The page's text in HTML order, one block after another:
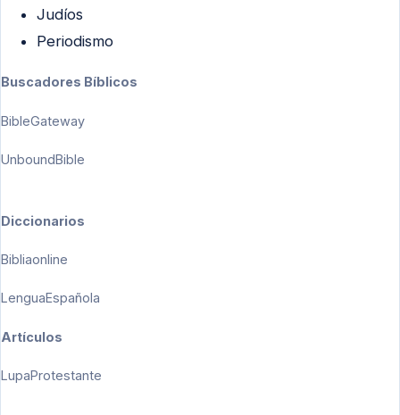
Judíos
Periodismo
Buscadores Bíblicos
BibleGateway
UnboundBible
Diccionarios
Bibliaonline
LenguaEspañola
Artículos
LupaProtestante